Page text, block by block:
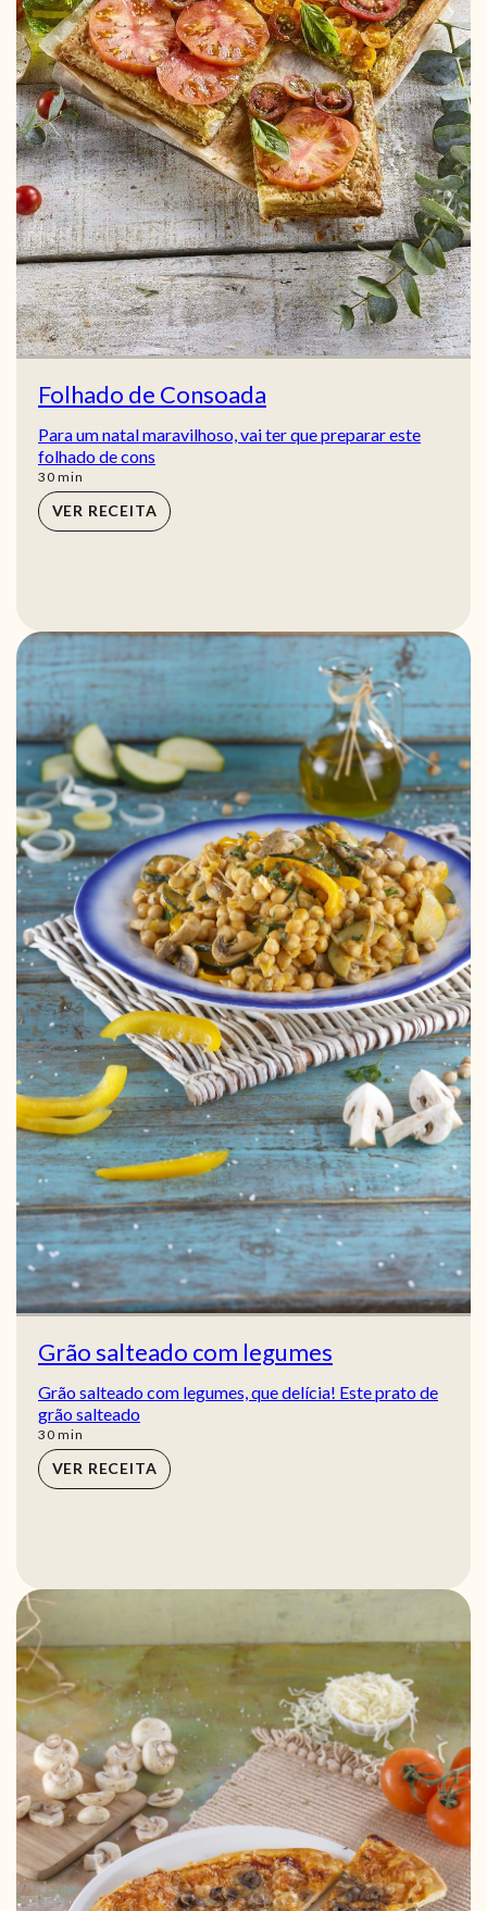
Folhado de Consoada
Para um natal maravilhoso, vai ter que preparar este
folhado de cons
30min
min
VER RECEITA
Grão salteado com legumes
Grão salteado com legumes, que delícia! Este prato de
grão salteado
30min
min
VER RECEITA